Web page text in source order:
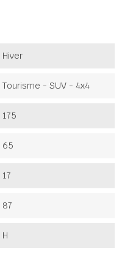
Hiver
Tourisme - SUV - 4x4
175
65
17
87
H